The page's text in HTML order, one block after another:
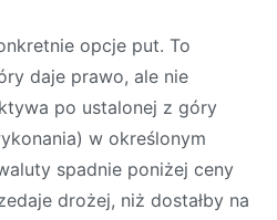
opcje put. To
daje prawo, ale nie
po ustalonej z góry
w określonym
spadnie poniżej ceny
drożej, niż dostałby na